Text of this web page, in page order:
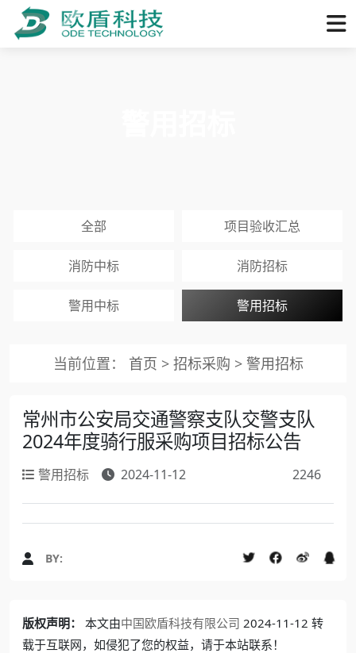
全部 项目验收汇总
消防中标 消防招标
警用中标 警用招标
当前位置： 首页 > 招标采购 > 警用招标
常州市公安局交通警察支队交警支队
2024年度骑行服采购项目招标公告
警用招标 2024-11-12 2246
BY:
版权声明： 本文由中国欧盾科技有限公司 2024-11-12 转
载于互联网，如侵犯了您的权益，请于本站联系！